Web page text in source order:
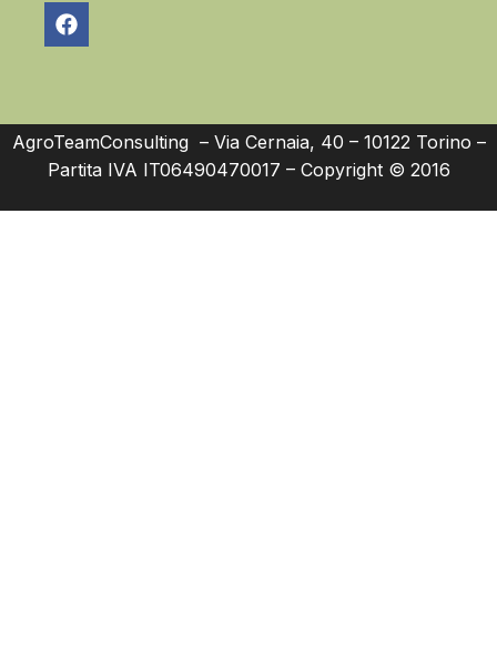
AgroTeamConsulting – Via Cernaia, 40 – 10122 Torino –
Partita IVA IT06490470017 – Copyright © 2016